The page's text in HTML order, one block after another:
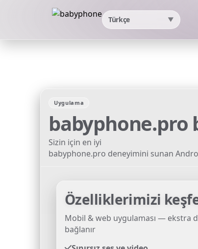
Türkçe ▼
Uygulama
babyphone.pro
Sizin için en iyi
babyphone.pro deneyimini sunan
Özelliklerimizi
Mobil & web uygulaması — ekstra
bağlanır